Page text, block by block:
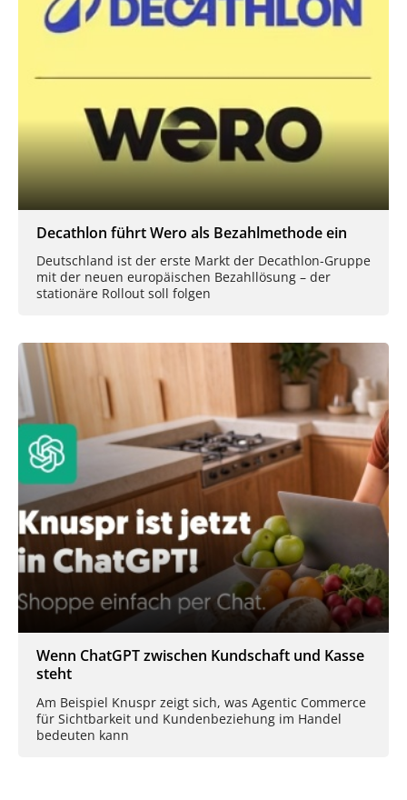
Decathlon führt Wero als Bezahlmethode ein
Deutschland ist der erste Markt der Decathlon-Gruppe
mit der neuen europäischen Bezahllösung – der
stationäre Rollout soll folgen
Wenn ChatGPT zwischen Kundschaft und Kasse
steht
Am Beispiel Knuspr zeigt sich, was Agentic Commerce
für Sichtbarkeit und Kundenbeziehung im Handel
bedeuten kann